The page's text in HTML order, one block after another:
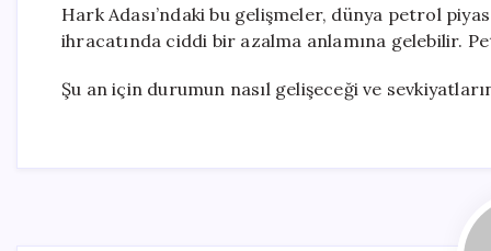
Hark Adası’ndaki bu gelişmeler, dünya petrol
ihracatında ciddi bir azalma anlamına gelebilir.
Şu an için durumun nasıl gelişeceği ve